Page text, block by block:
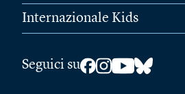
Internazionale Kids
Seguici su